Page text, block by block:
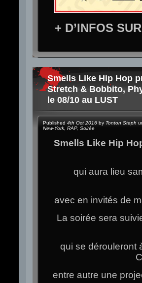
+ D’INFOS
Smells Like Hip Hop
Stretch & Bobbito,
le 08/10 au LUST
Published 4th Oct 2016 by Tonton Steph
New-York RAP, Soirée
Smells Like Hip
qui aura lieu
avec en invités de
La soirée sera
qui se dérouleront
entre autre une